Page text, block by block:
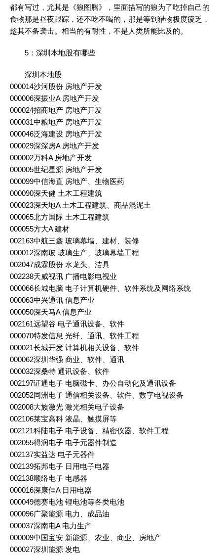
都有写过，尤其是《狼图腾》，里面描写的狼为了吃掉自己的
食物那是昼夜跟踪，还不吃不喝的，那是等到猎物极度疲乏，
趁其不备袭击。相当的有耐性，不是人类所能比及的。
5：深圳本地股有哪些
深圳本地股
000014沙河股份 房地产开发
000006深振业A 房地产开发
000024招商地产 房地产开发
000031中粮地产 房地产开发
000046泛海建设 房地产开发
000029深深房A 房地产开发
000002万科A 房地产开发
000005世纪星源 房地产开发
000099中信海直 房地产、生物医药
000090深天健 土木工程建筑
000023深天地A 土木工程建筑、商品混泥土
000065北方国际 土木工程建筑
000055方大A 建材
002163中航三鑫 玻璃幕墙、建材、装修
000012深南玻 玻璃生产、玻璃幕墙工程
002047成霖股份 水龙头、洁具
002238天威视讯 广播电影电视业
000066长城电脑 电子计算机硬件、软件系统及网络系统
000063中兴通讯 信息产业
000050深天马A 信息产业
002161远望谷 电子通讯设备、软件
000070特发信息 光纤、通讯、软件工程
000021长城开发 计算机相关设备、软件
000062深圳华强 商业、软件、通讯
000032深桑特 通讯设备、软件
002197证通电子 电脑磁卡、办公自动化及通讯设备
002052同洲电子 通信相关设备、软件、数字电视设备
002008大族激光 激光相关电子设备
002106莱宝高科 液晶、触摸屏等
002121科陆电子 电子设备、精密仪器、软件工程
002055得润电子 电子元器件制造
002137实益达 电子元器件
002139拓邦电子 日用电子电器
002138顺络电子 电感器
000016深康佳A 日用电器
000049德赛电池 锂电池等各类电池
000096广聚能源 电力、成品油
000037深南电A 电力生产
000009中国宝安 新能源、农业、商业、房地产
000027深圳能源 发电